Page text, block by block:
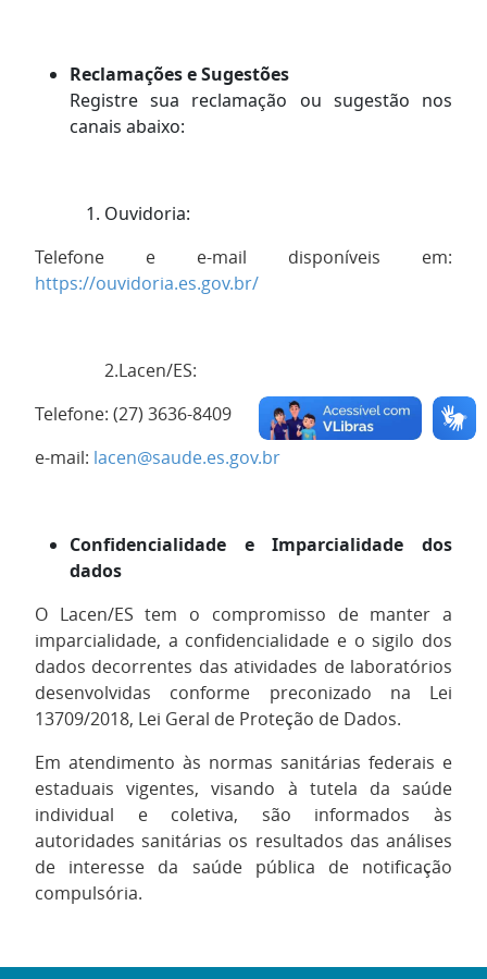
Reclamações e Sugestões
Registre sua reclamação ou sugestão nos
canais abaixo:
Ouvidoria:
Telefone e e-mail disponíveis em:
https://ouvidoria.es.gov.br/
2.Lacen/ES:
Telefone: (27) 3636-8409
e-mail: lacen@saude.es.gov.br
Confidencialidade e Imparcialidade dos
dados
O Lacen/ES tem o compromisso de manter a
imparcialidade, a confidencialidade e o sigilo dos
dados decorrentes das atividades de laboratórios
desenvolvidas conforme preconizado na Lei
13709/2018, Lei Geral de Proteção de Dados.
Em atendimento às normas sanitárias federais e
estaduais vigentes, visando à tutela da saúde
individual e coletiva, são informados às
autoridades sanitárias os resultados das análises
de interesse da saúde pública de notificação
compulsória.